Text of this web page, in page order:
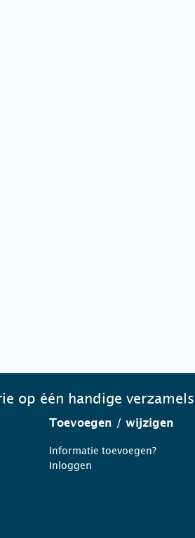
op één handige
Toevoegen / wijzigen
Informatie toevoegen?
Inloggen